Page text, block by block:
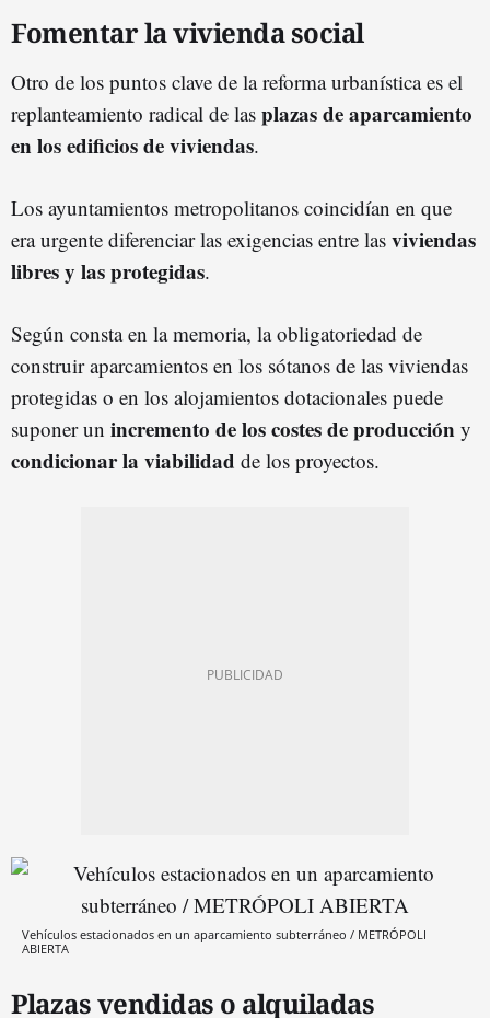
Fomentar la vivienda social
Otro de los puntos clave de la reforma urbanística es el
replanteamiento radical de las plazas de aparcamiento
en los edificios de viviendas.
Los ayuntamientos metropolitanos coincidían en que
era urgente diferenciar las exigencias entre las viviendas
libres y las protegidas.
Según consta en la memoria, la obligatoriedad de
construir aparcamientos en los sótanos de las viviendas
protegidas o en los alojamientos dotacionales puede
suponer un incremento de los costes de producción y
condicionar la viabilidad de los proyectos.
Vehículos estacionados en un aparcamiento subterráneo / METRÓPOLI
ABIERTA
Plazas vendidas o alquiladas